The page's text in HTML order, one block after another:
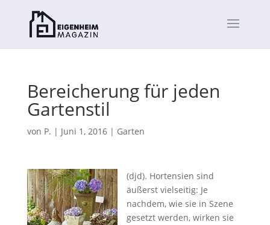
Bereicherung für jeden
Gartenstil
von P. | Juni 1, 2016| Garten
(djd). Hortensien sind
äußerst vielseitig: Je
nachdem, wie sie in Szene
gesetzt werden, wirken sie